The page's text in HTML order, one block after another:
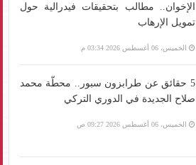
الإخوان.. مطالب بتحقيقات فيدرالية حول
تمويل الإرهاب
الخميس، 06 أغسطس 2026 03:34 م
5 حقائق عن طرابزون سبور.. محطّة محمد
صلاح الجديدة في الدوري التركي
الخميس، 06 أغسطس 2026 09:27 ص